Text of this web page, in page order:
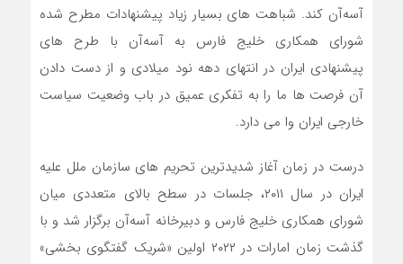
آسه‌آن کند. شباهت های بسیار زیاد پیشنهادات مطرح شده
شورای همکاری خلیج فارس به آسه‌آن با طرح های
پیشنهادی ایران در انتهای دهه نود میلادی و از دست دادن
آن فرصت ها ما را به تفکری عمیق در باب وضعیت سیاست
خارجی ایران وا می دارد.
درست در زمان آغاز شدیدترین تحریم های سازمان ملل علیه
ایران در سال ۲۰۱۱، جلسات در سطح بالای متعددی میان
شورای همکاری خلیج فارس و دبیرخانه آسه‌آن برگزار شد و با
گذشت زمان امارات در ۲۰۲۲ اولین «شریک گفتگوی بخشی»